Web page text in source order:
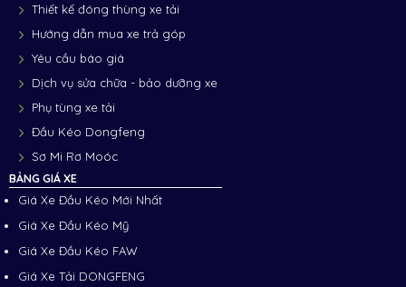
Thiết kế đóng thùng xe tải
Hướng dẫn mua xe trả góp
Yêu cầu báo giá
Dịch vụ sửa chữa - bảo dưỡng xe
Phụ tùng xe tải
Đầu Kéo Dongfeng
Sơ Mi Rơ Moóc
BẢNG GIÁ XE
Giá Xe Đầu Kéo Mới Nhất
Giá Xe Đầu Kéo Mỹ
Giá Xe Đầu Kéo FAW
Giá Xe Tải DONGFENG